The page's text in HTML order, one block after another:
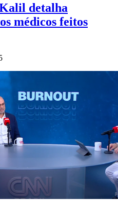
detalha
médicos feitos